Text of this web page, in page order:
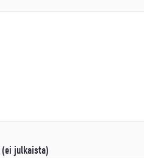
(ei julkaista)